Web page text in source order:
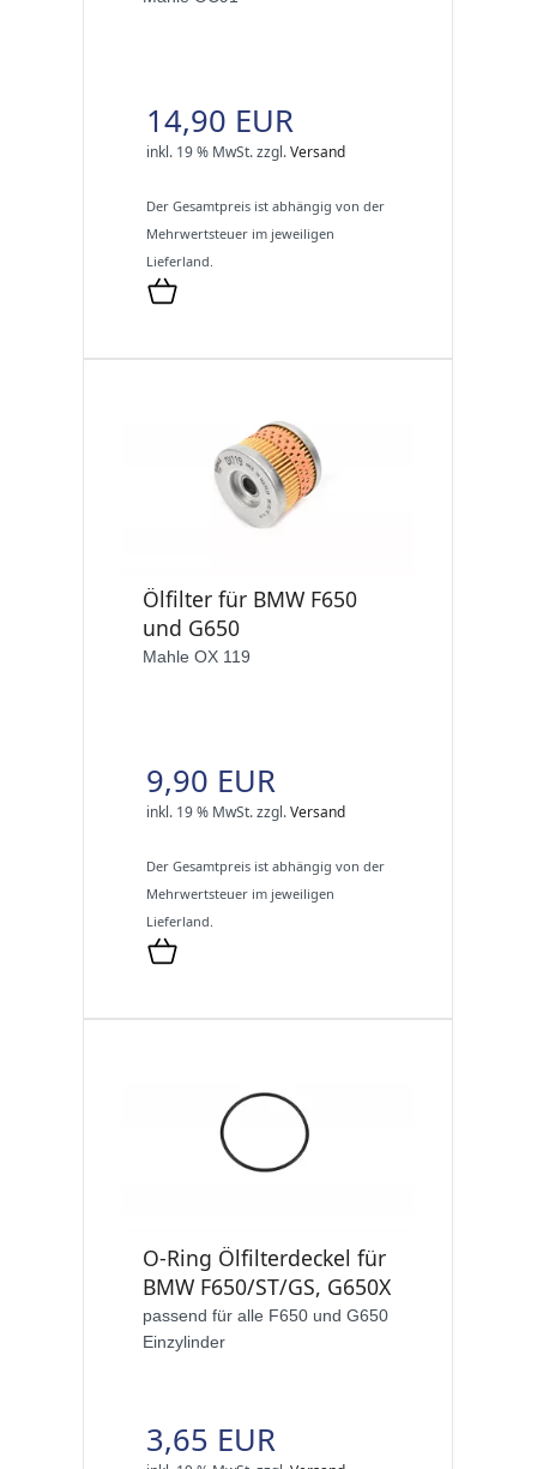
14,90 EUR
inkl. 19 % MwSt.zzgl.Versand
Der Gesamtpreis ist abhängig von der
Mehrwertsteuer im jeweiligen
Lieferland.
Ölfilter für BMW F650
und G650
Mahle OX 119
9,90 EUR
inkl. 19 % MwSt.zzgl.Versand
Der Gesamtpreis ist abhängig von der
Mehrwertsteuer im jeweiligen
Lieferland.
O-Ring Ölfilterdeckel für
BMW F650/ST/GS, G650X
passend für alle F650 und G650
Einzylinder
3,65 EUR